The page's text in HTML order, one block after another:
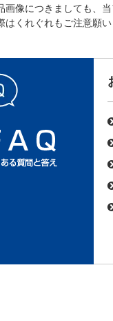
画像につきましても、
はくれぐれもご注意願